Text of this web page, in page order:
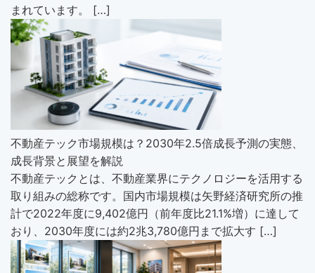
まれています。 […]
不動産テック市場規模は？2030年2.5倍成長予測の実態、
成長背景と展望を解説
不動産テックとは、不動産業界にテクノロジーを活用する
取り組みの総称です。国内市場規模は矢野経済研究所の推
計で2022年度に9,402億円（前年度比21.1%増）に達して
おり、2030年度には約2兆3,780億円まで拡大す […]